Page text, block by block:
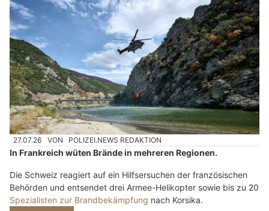
27.07.26 VON POLIZEI.NEWS REDAKTION
In Frankreich wüten Brände in mehreren Regionen.
Die Schweiz reagiert auf ein Hilfsersuchen der französischen
Behörden und entsendet drei Armee-Helikopter sowie bis zu 20
Spezialisten zur Brandbekämpfung nach Korsika.